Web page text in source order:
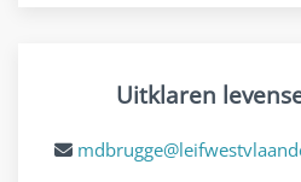
Uitklaren